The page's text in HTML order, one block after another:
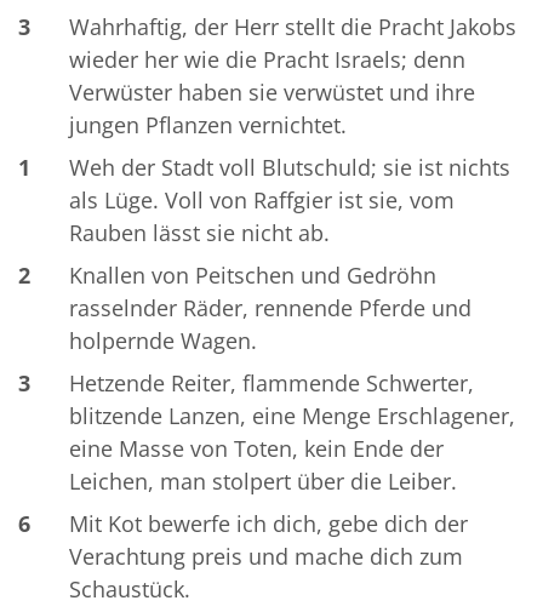
3
Wahrhaftig, der Herr stellt die Pracht Jakobs
wieder her wie die Pracht Israels; denn
Verwüster haben sie verwüstet und ihre
jungen Pflanzen vernichtet.
1
Weh der Stadt voll Blutschuld; sie ist nichts
als Lüge. Voll von Raffgier ist sie, vom
Rauben lässt sie nicht ab.
2
Knallen von Peitschen und Gedröhn
rasselnder Räder, rennende Pferde und
holpernde Wagen.
3
Hetzende Reiter, flammende Schwerter,
blitzende Lanzen, eine Menge Erschlagener,
eine Masse von Toten, kein Ende der
Leichen, man stolpert über die Leiber.
6
Mit Kot bewerfe ich dich, gebe dich der
Verachtung preis und mache dich zum
Schaustück.